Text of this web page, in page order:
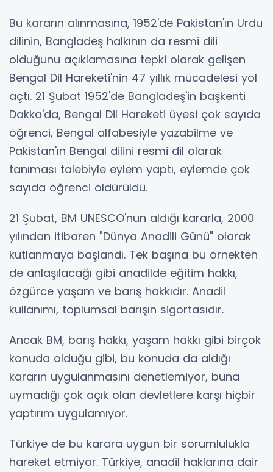
Bu kararın alınmasına, 1952'de Pakistan'ın Urdu
dilinin, Bangladeş halkının da resmi dili
olduğunu açıklamasına tepki olarak gelişen
Bengal Dil Hareketi'nin 47 yıllık mücadelesi yol
açtı. 21 Şubat 1952'de Bangladeş'in başkenti
Dakka'da, Bengal Dil Hareketi üyesi çok sayıda
öğrenci, Bengal alfabesiyle yazabilme ve
Pakistan'ın Bengal dilini resmi dil olarak
tanıması talebiyle eylem yaptı, eylemde çok
sayıda öğrenci öldürüldü.
21 Şubat, BM UNESCO'nun aldığı kararla, 2000
yılından itibaren "Dünya Anadili Günü" olarak
kutlanmaya başlandı. Tek başına bu örnekten
de anlaşılacağı gibi anadilde eğitim hakkı,
özgürce yaşam ve barış hakkıdır. Anadil
kullanımı, toplumsal barışın sigortasıdır.
Ancak BM, barış hakkı, yaşam hakkı gibi birçok
konuda olduğu gibi, bu konuda da aldığı
kararın uygulanmasını denetlemiyor, buna
uymadığı çok açık olan devletlere karşı hiçbir
yaptırım uygulamıyor.
Türkiye de bu karara uygun bir sorumlulukla
hareket etmiyor. Türkiye, anadil haklarına dair